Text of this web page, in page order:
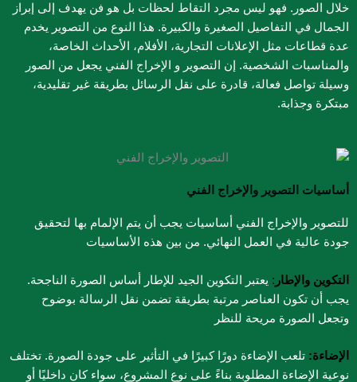
خلال الصور. فهو ليس مجرد التقاط لحظات بل هو فن يهدف إلى إبراز
الجمال في التفاصيل الصغيرة والكبيرة. هذا النوع من التصوير يخدم
عدة قطاعات مثل الإعلانات التجارية، الأفلام، الأحداث الخاصة،
والمناسبات الشخصية. إن التصوير و الإخراج الفني​ يجعل من الصور
وسيلة تواصل فعالة، قادرة على نقل الرسائل بطريقة غير تقليدية،
مبتكرة وجذابة.
أساسيات التصوير والإخراج الفني
للتصوير والإخراج الفني أساسيات يجب أن يتم الإلمام بها لتحقيق
جودة عالية في العمل النهائي. من بين هذه الأساسيات
التكوين والإطار : يعتبر التكوين الجيد للإطار أساس الصورة الناجحة.
يجب أن تكون العناصر مرتبة بطريقة تضمن نقل الرسالة بوضوح
وتجعل الصورة مريحة للنظر
الإضاءة: تلعب الإضاءة دورًا كبيرًا في التأثير على جودة الصورة. تختلف
نوعية الإضاءة المطلوبة بناءً على نوع المشروع، سواء كان داخليًا أو